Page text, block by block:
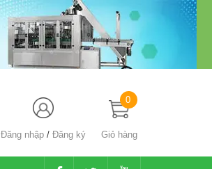
Đăng nhập / Đăng ký Giỏ hàng
0